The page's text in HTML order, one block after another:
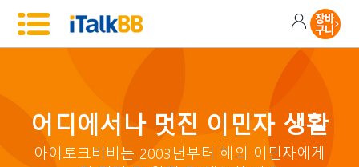
어디에서나 멋진 이민자 생활
아이토크비비는 2003년부터 해외 이민자에게